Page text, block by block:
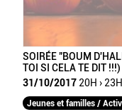
SOIRÉE "BOUM
TOI SI CELA TE DIT !!!)
31/10/2017 20H › 23H
Jeunes et familles /